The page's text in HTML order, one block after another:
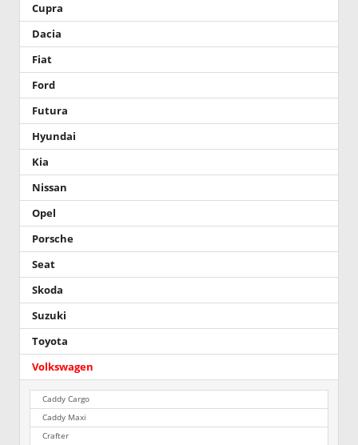
Cupra
Dacia
Fiat
Ford
Futura
Hyundai
Kia
Nissan
Opel
Porsche
Seat
Skoda
Suzuki
Toyota
Volkswagen
Caddy Cargo
Caddy Maxi
Crafter